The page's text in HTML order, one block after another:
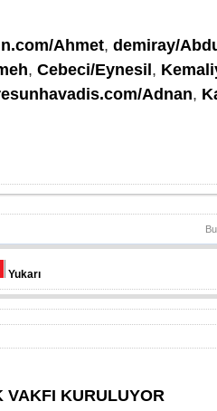
Ahmet, demiray/
, Cebeci/Eynesil,
Adnan,
Yukarı
VAKFI KURULUYOR